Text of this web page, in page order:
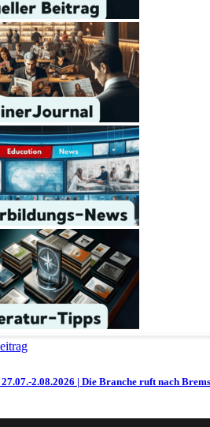
2.08.2026 | Die Branche ruft nach